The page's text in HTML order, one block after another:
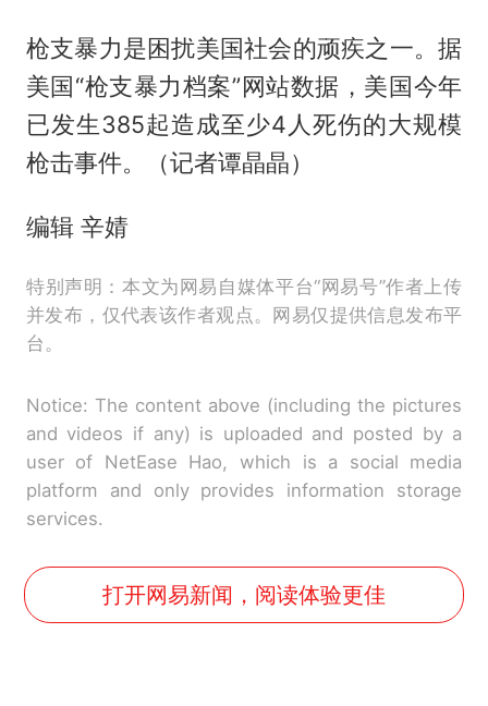
枪支暴力是困扰美国社会的顽疾之一。据
美国“枪支暴力档案”网站数据，美国今年
已发生385起造成至少4人死伤的大规模
枪击事件。（记者谭晶晶）
编辑 辛婧
特别声明：本文为网易自媒体平台“网易号”作者上传
并发布，仅代表该作者观点。网易仅提供信息发布平
台。
Notice: The content above (including the pictures
and videos if any) is uploaded and posted by a
user of NetEase Hao, which is a social media
platform and only provides information storage
services.
打开网易新闻，阅读体验更佳